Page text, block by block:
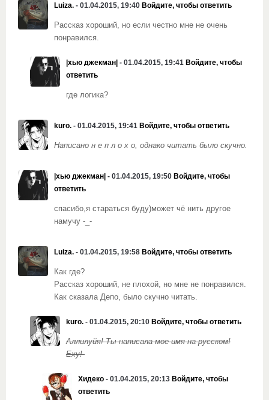
Luiza. - 01.04.2015, 19:40 Войдите, чтобы ответить
Рассказ хороший, но если честно мне не очень
понравился.
|хью джекман| - 01.04.2015, 19:41 Войдите, чтобы
ответить
где логика?
kuro. - 01.04.2015, 19:41 Войдите, чтобы ответить
Написано н е п л о х о, однако читать было скучно.
|хью джекман| - 01.04.2015, 19:50 Войдите, чтобы
ответить
спасибо,я стараться буду)может чё нить другое
намучу -_-
Luiza. - 01.04.2015, 19:58 Войдите, чтобы ответить
Как где?
Рассказ хороший, не плохой, но мне не понравился.
Как сказала Депо, было скучно читать.
kuro. - 01.04.2015, 20:10 Войдите, чтобы ответить
Аллилуйя! Ты написала мое имя на русском!
Еху!
Хидеко - 01.04.2015, 20:13 Войдите, чтобы
ответить